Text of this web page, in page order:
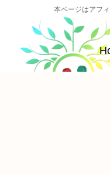
本ページはアフ